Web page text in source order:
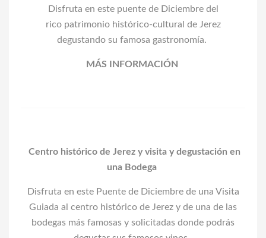
Disfruta en este puente de Diciembre del
rico patrimonio histórico-cultural de Jerez
degustando su famosa gastronomía.
MÁS INFORMACIÓN
Centro histórico de Jerez y visita y degustación en
una Bodega
Disfruta en este Puente de Diciembre de una Visita
Guiada al centro histórico de Jerez y de una de las
bodegas más famosas y solicitadas donde podrás